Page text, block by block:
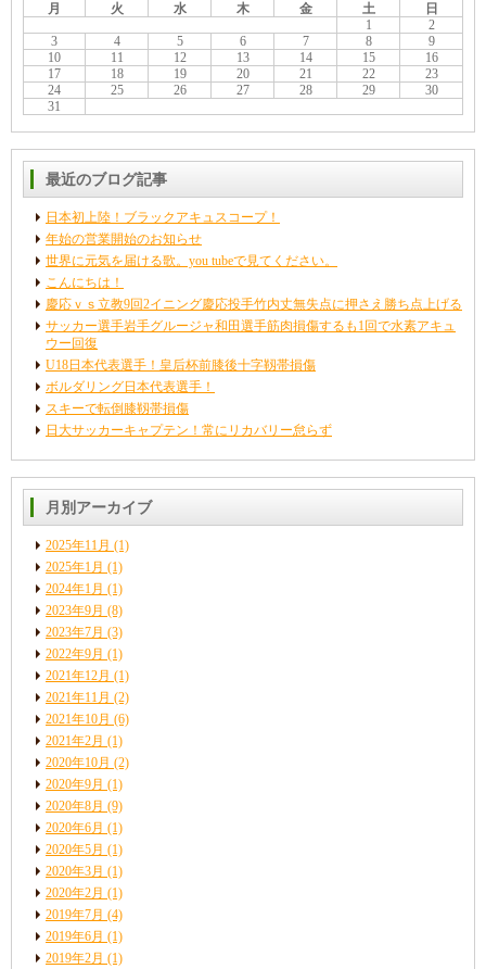
月
火 水 木 金 土
日
1
2
3
4 5 6 7 8
9
10
11 12 13 14 15
16
17
18 19 20 21 22
23
24
25 26 27 28 29
30
31
最近のブログ記事
日本初上陸！ブラックアキュスコープ！
年始の営業開始のお知らせ
世界に元気を届ける歌。you tubeで見てください。
こんにちは！
慶応ｖｓ立教9回2イニング慶応投手竹内丈無失点に押さえ勝ち点上げる
サッカー選手岩手グルージャ和田選手筋肉損傷するも1回で水素アキュ
ウー回復
U18日本代表選手！皇后杯前膝後十字靱帯損傷
ボルダリング日本代表選手！
スキーで転倒膝靱帯損傷
日大サッカーキャプテン！常にリカバリー怠らず
月別アーカイブ
2025年11月 (1)
2025年1月 (1)
2024年1月 (1)
2023年9月 (8)
2023年7月 (3)
2022年9月 (1)
2021年12月 (1)
2021年11月 (2)
2021年10月 (6)
2021年2月 (1)
2020年10月 (2)
2020年9月 (1)
2020年8月 (9)
2020年6月 (1)
2020年5月 (1)
2020年3月 (1)
2020年2月 (1)
2019年7月 (4)
2019年6月 (1)
2019年2月 (1)